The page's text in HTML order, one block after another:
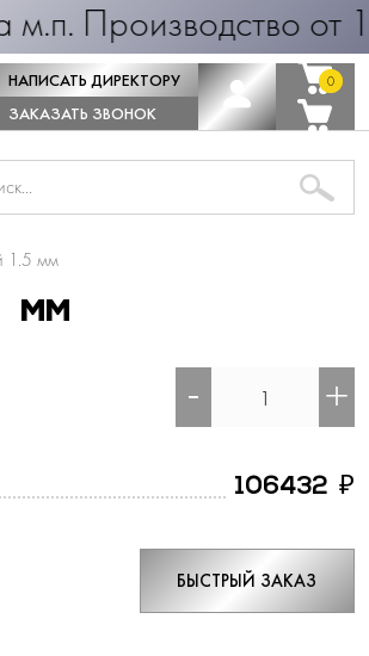
от 1
НАПИСАТЬ ДИРЕКТОРУ
ЗАКАЗАТЬ ЗВОНОК
0
0
1.5 мм
мм
- +
106432 ₽
БЫСТРЫЙ ЗАКАЗ